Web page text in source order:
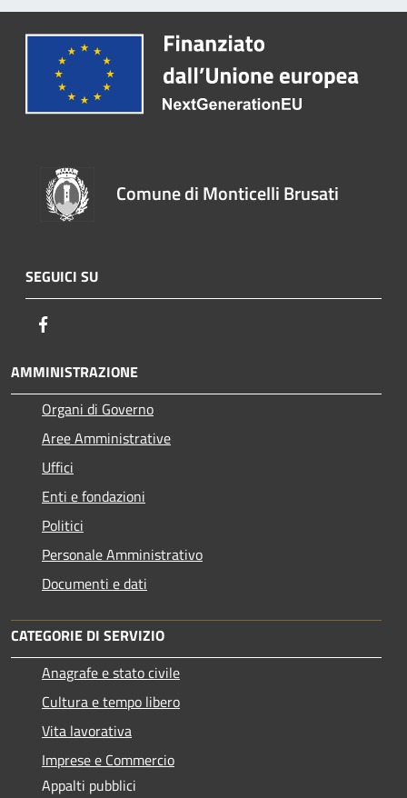
Comune di Monticelli Brusati
SEGUICI SU
AMMINISTRAZIONE
Organi di Governo
Aree Amministrative
Uffici
Enti e fondazioni
Politici
Personale Amministrativo
Documenti e dati
CATEGORIE DI SERVIZIO
Anagrafe e stato civile
Cultura e tempo libero
Vita lavorativa
Imprese e Commercio
Appalti pubblici